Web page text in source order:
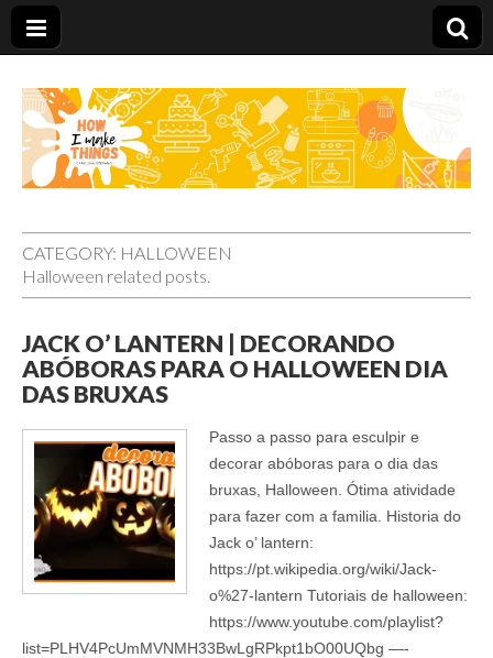
Carolina Stefano
CATEGORY: HALLOWEEN
Halloween related posts.
JACK O’ LANTERN | DECORANDO
ABÓBORAS PARA O HALLOWEEN DIA
DAS BRUXAS
Passo a passo para esculpir e
decorar abóboras para o dia das
bruxas, Halloween. Ótima atividade
para fazer com a familia. Historia do
Jack o’ lantern:
https://pt.wikipedia.org/wiki/Jack-
o%27-lantern Tutoriais de halloween:
https://www.youtube.com/playlist?
list=PLHV4PcUmMVNMH33BwLgRPkpt1bO00UQbg —-